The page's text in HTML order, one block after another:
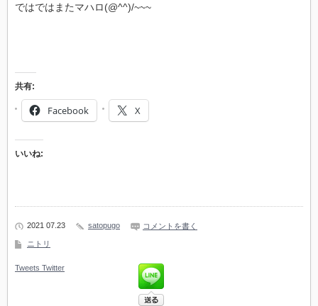
ではではまたマハロ(@^^)/~~~
共有:
Facebook X
いいね:
2021 07.23 satopugo コメントを書く
ニトリ
Tweets Twitter